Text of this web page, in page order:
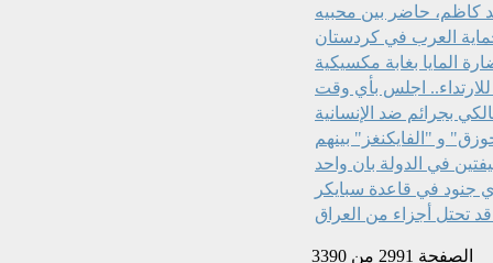
كاظم، حاضر بين محبيه
العرب في كردستان
المايا بغابة مكسيكية
بجرائم ضد الإنسانية
و "الفايكنغز" بينهم
في الدولة بان واحد
جنود في قاعدة سبايكر
تحتل أجزاء من العراق
الصفحة 2991 من 3390